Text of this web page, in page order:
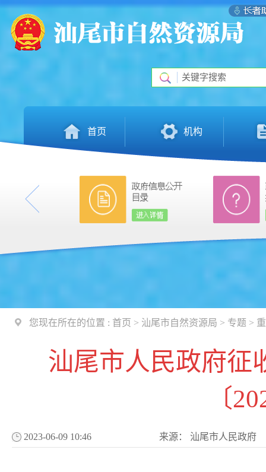
首页 机构
您现在所在的位置 : 首页 > 汕尾市自然资源局 > 专题 >
汕尾市人民政府征
〔
2023-06-09 10:46 来源： 汕尾市人民政府